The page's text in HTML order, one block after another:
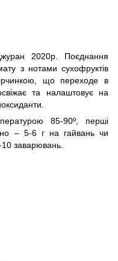
2020р. Поєднання
з нотами сухофруктів
що переходе в
та налаштовує на
85-90º, перші
– 5-6 г на гайвань чи
заварювань.